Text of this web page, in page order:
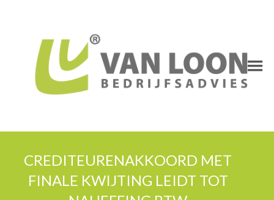
CREDITEURENAKKOORD MET
FINALE KWIJTING LEIDT TOT